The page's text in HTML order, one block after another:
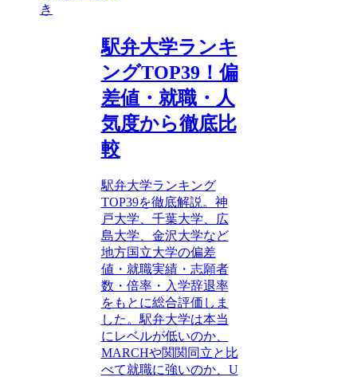
き
駅弁大学ランキ
ングTOP39！偏
差値・就職・人
気度から徹底比
較
駅弁大学ランキング
TOP39を徹底解説。神
戸大学、千葉大学、広
島大学、金沢大学など
地方国立大学の偏差
値・就職実績・志願者
数・倍率・入学辞退率
をもとに総合評価しま
した。駅弁大学は本当
にレベルが低いのか、
MARCHや関関同立と比
べて就職に強いのか、U